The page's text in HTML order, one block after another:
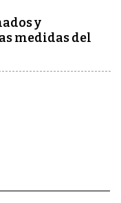
y
medidas del